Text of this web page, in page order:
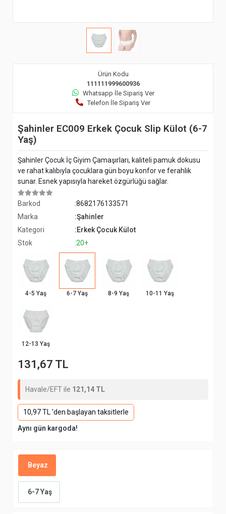
Ürün Kodu
111111999600936
Whatsapp İle Sipariş Ver
Telefon İle Sipariş Ver
Şahinler EC009 Erkek Çocuk Slip Külot (6-7
Yaş)
Şahinler Çocuk İç Giyim Çamaşırları, kaliteli pamuk dokusu
ve rahat kalıbıyla çocuklara gün boyu konfor ve ferahlık
sunar. Esnek yapısıyla hareket özgürlüğü sağlar.
Barkod
:8682176133571
Marka
:Şahinler
Kategori
:Erkek Çocuk Külot
Stok
:20+
4-5 Yaş 6-7 Yaş 8-9 Yaş 10-11 Yaş
12-13 Yaş
131,67 TL
Havale/EFT ile 121,14 TL
10,97 TL 'den başlayan taksitlerle
Aynı gün kargoda!
Beyaz
6-7 Yaş